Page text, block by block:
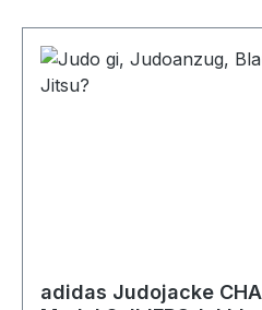
adidas Judojacke